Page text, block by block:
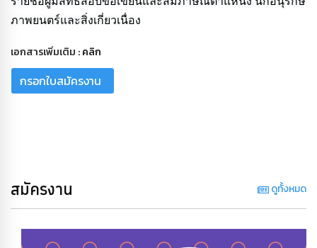
ภาพยนตร์และสิ่งเกี่ยวเนื่อง
เอกสารเพิ่มเติม :คลิก
กรอกใบสมัครงาน
สมัครงาน ดูทั้งหมด